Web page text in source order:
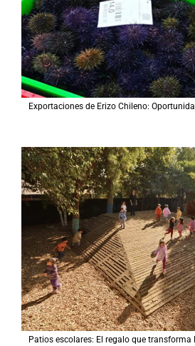
Exportaciones de Erizo Chileno:
Patios escolares: El regalo que